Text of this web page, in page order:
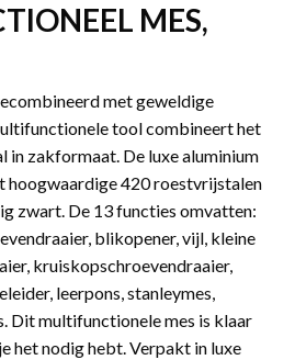
MES,
met geweldige
tool combineert het
in zakformaat. De luxe aluminium
hoogwaardige 420 roestvrijstalen
zwart. De 13 functies omvatten:
blikopener, vijl, kleine
kruiskopschroevendraaier,
leerpons, stanleymes,
Dit multifunctionele mes is klaar
het nodig hebt. Verpakt in luxe